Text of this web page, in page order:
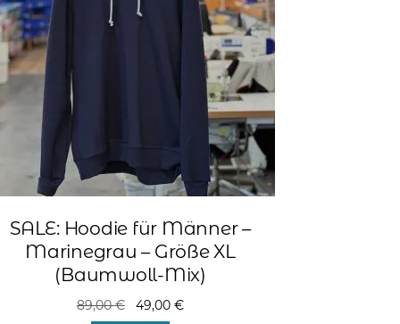
SALE: Hoodie für Männer –
Marinegrau – Größe XL
(Baumwoll-Mix)
89,00€
Ursprünglicher
49,00€Aktueller